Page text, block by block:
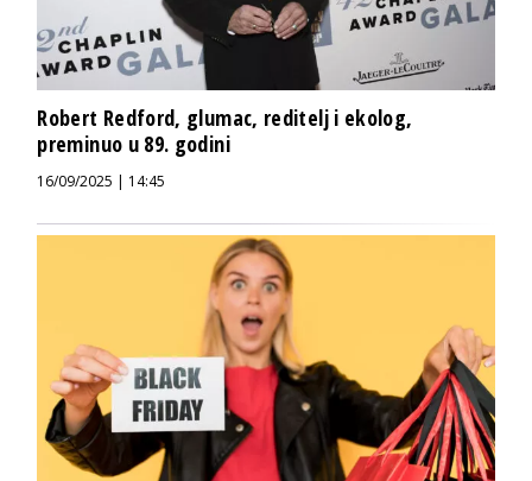
Robert Redford, glumac, reditelj i ekolog,
preminuo u 89. godini
16/09/2025 | 14:45